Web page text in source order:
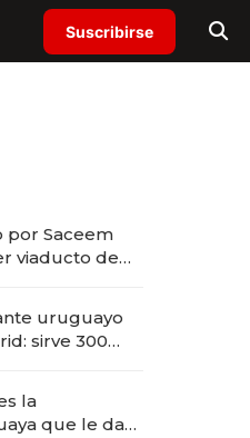
Suscribirse
por Saceem
viaducto de
uruguayo
sirve 300
la
que le da